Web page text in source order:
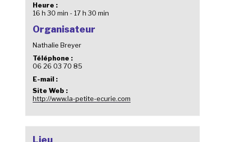
Heure :
16 h 30 min - 17 h 30 min
Organisateur
Nathalie Breyer
Téléphone :
06 26 03 70 85
E-mail :
Site Web :
http://www.la-petite-ecurie.com
Lieu